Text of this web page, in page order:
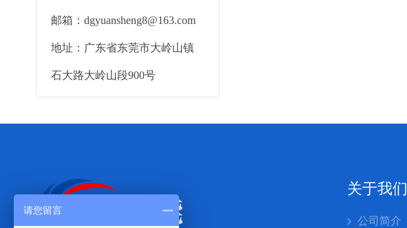
邮箱：dgyuansheng8@163.com
地址：广东省东莞市大岭山镇
石大路大岭山段900号
关于我们
公司简介
请您留言